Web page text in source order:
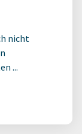
nicht
...